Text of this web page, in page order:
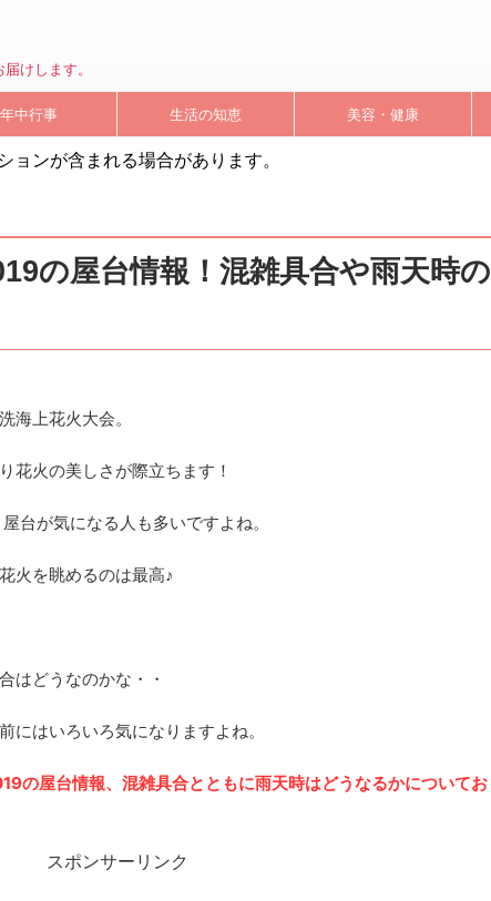
けします。
年中行事 生活の知恵 美容・健康
ンが含まれる場合があります。
の屋台情報！混雑具合や雨天時の
海上花火大会。
花火の美しさが際立ちます！
台が気になる人も多いですよね。
火を眺めるのは最高♪
はどうなのかな・・
にはいろいろ気になりますよね。
の屋台情報、混雑具合とともに雨天時はどうなるかについてお
スポンサーリンク